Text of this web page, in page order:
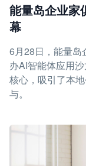
能量岛企业家
幕
6月28日，能量岛
办AI智能体应用
核心，吸引了本
与。